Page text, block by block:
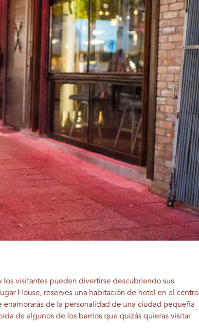
los visitantes pueden divertirse descubriendo sus
House, reserves una habitación de hotel en el centro
de la personalidad de una ciudad pequeña
de algunos de los barrios que quizás quieras visitar